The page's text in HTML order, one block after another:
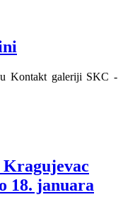
Kontakt galeriji SKC -
18. januara